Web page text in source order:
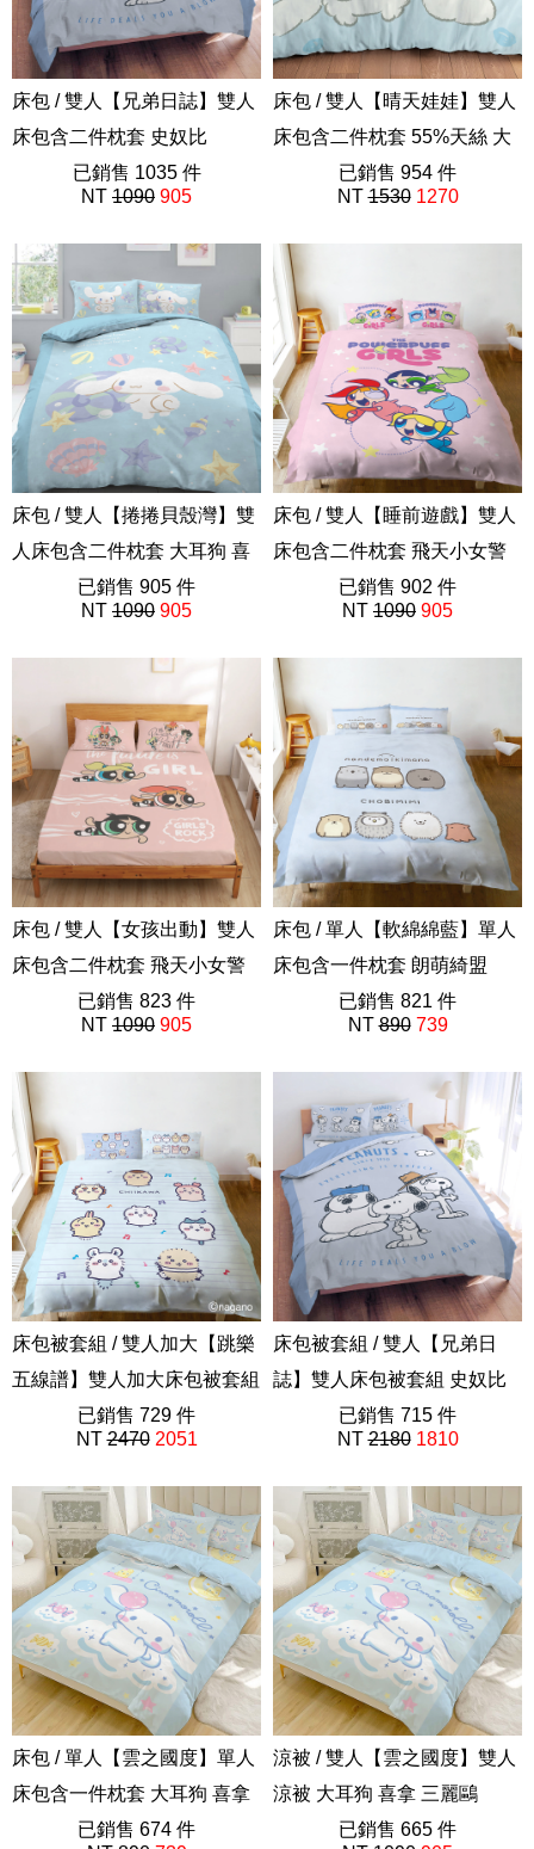
床包 / 雙人【兄弟日誌】雙人
床包含二件枕套 史奴比
SNOOPY
史努比75週年
已銷售 1035 件
NT 1090 905
床包 / 雙人【晴天娃娃】雙人
床包含二件枕套 55%天絲 大
耳狗 喜拿 三麗鷗
ABF101
已銷售 954 件
NT1530 1270
床包 / 雙人【捲捲貝殼灣】雙
人床包含二件枕套 大耳狗 喜
拿 三麗鷗已銷售 905 件
NT 1090 905
床包 / 雙人【睡前遊戲】雙人
床包含二件枕套 飛天小女警
ABF201已銷售 902 件
NT 1090 905
床包 / 雙人【女孩出動】雙人
床包含二件枕套 飛天小女警
ABF201已銷售 823 件
NT 1090 905
床包 / 單人【軟綿綿藍】單人
床包含一件枕套 朗萌綺盟
nandemo ikimono
已銷售 821 件
NT890 739
床包被套組 / 雙人加大【跳樂
五線譜】雙人加大床包被套組
吉伊卡哇 Chiikawa
ABF201
已銷售 729 件
NT2470 2051
床包被套組 / 雙人【兄弟日
誌】雙人床包被套組 史奴比
SNOOPY
史努比75週年
已銷售 715 件
NT2180 1810
床包 / 單人【雲之國度】單人
床包含一件枕套 大耳狗 喜拿
已銷售 674 件
涼被 / 雙人【雲之國度】雙人
涼被 大耳狗 喜拿 三麗鷗
ABF201已銷售 665 件